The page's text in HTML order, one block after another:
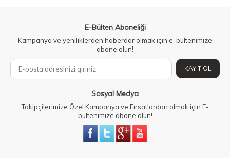
E-Bülten Aboneliği
Kampanya ve yeniliklerden haberdar olmak için e-bültenimize
abone olun!
KAYIT OL
Sosyal Medya
Takipçilerimize Özel Kampanya ve Fırsatlardan olmak için E-
bültenimize abone olun!